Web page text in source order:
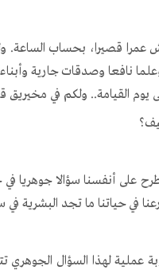
قصيرا، بحساب الساعة.
نافعا وصدقات جارية
يوم القيامة.. ولكم في مخيريق
أنفسنا سؤالا جوهريا في
في حياتنا ما تجد البشرية
لهذا السؤال الجوهري